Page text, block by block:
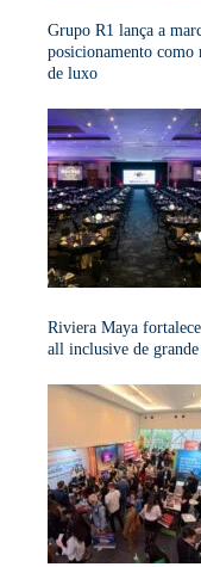
Grupo R1 lança a
posicionamento como
de luxo
Riviera Maya
all inclusive de grande